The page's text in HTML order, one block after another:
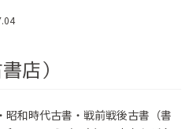
店）
和時代古書・戦前戦後古書（書